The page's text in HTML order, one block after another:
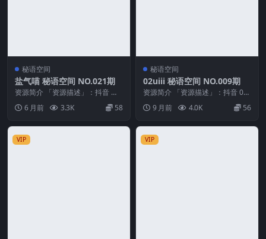
秘语空间
盐气喵 秘语空间 NO.021期
资源简介 「资源描述」：抖音 盐
气喵 秘语空间 NO.021期 【18P】
「资...6 月前 3.3K 58
秘语空间
02uiii 秘语空间 NO.009期
资源简介 「资源描述」：抖音 02
uiii 秘语空间 NO.009期 【12V】...
9 月前 4.0K 56
VIP VIP